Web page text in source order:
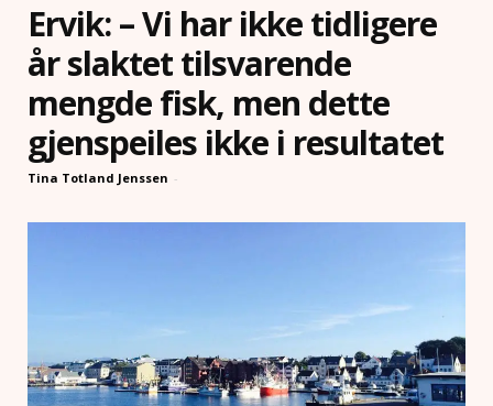
Ervik: – Vi har ikke tidligere
år slaktet tilsvarende
mengde fisk, men dette
gjenspeiles ikke i resultatet
Tina Totland Jenssen -